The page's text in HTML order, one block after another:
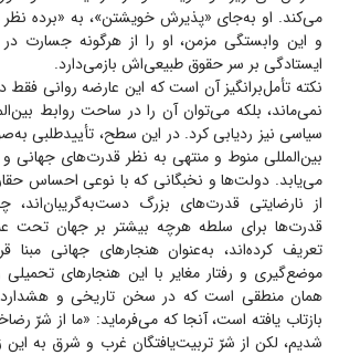
می‌کند. او به‌جای «پذیرش خویشتن»، به «برده
و این وابستگی مزمن، او را از هرگونه جسارت
ایستادگی بر سر حقوق طبیعی‌اش بازمی‌دارد.
نکته تأمل‌برانگیز آن است که این عارضه روانی
نمی‌ماند، بلکه می‌توان آن را در ساحت روابط
سیاسی نیز ردیابی کرد. در این سطح، تأییدطلبی
بین‌المللی منوط و منتهی به نظر قدرت‌های جهانی و
می‌یابد. دولت‌ها و نخبگانی که با نوعی احساس
از نارضایتی قدرت‌های بزرگ دست‌به‌گریبان‌اند،
قدرت‌ها برای سلطه هرچه بیشتر بر جهان تحت
تعریف کرده‌اند، به‌عنوان هنجار‌های جهانی مبنا
موضع‌گیری و رفتار مغایر با این هنجار‌های
همان منطقی است که در سخن تاریخی و
بازتاب یافته است، آنجا که می‌فرماید: «ما از شرّ
شدیم، لکن از شرّ تربیت‌یافتگان غرب و شرق به